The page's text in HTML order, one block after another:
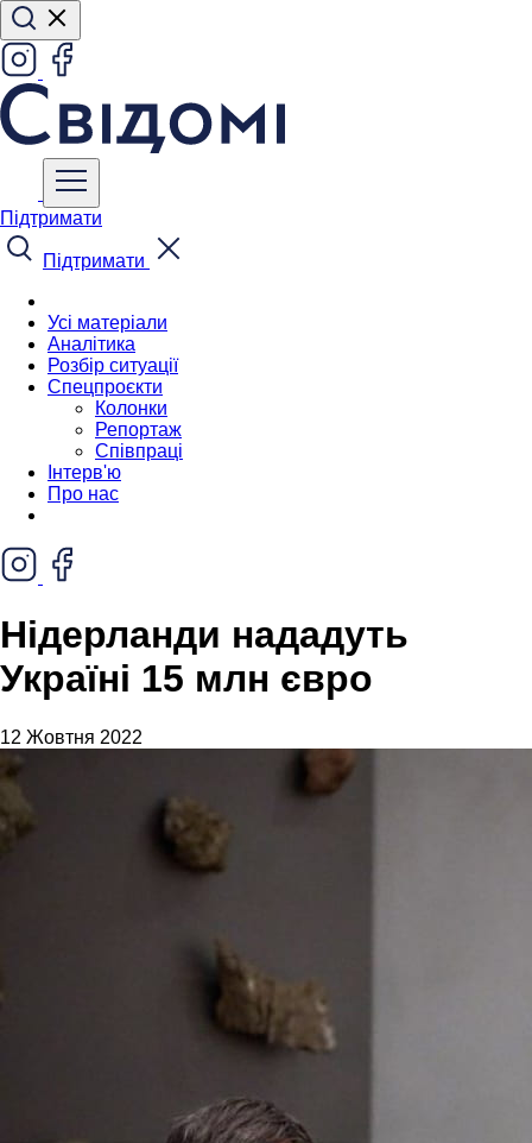
Підтримати
Підтримати
Усі матеріали
Аналітика
Розбір ситуації
Спецпроєкти
Колонки
Репортаж
Співпраці
Інтерв'ю
Про нас
Нідерланди нададуть
Україні 15 млн євро
12 Жовтня 2022